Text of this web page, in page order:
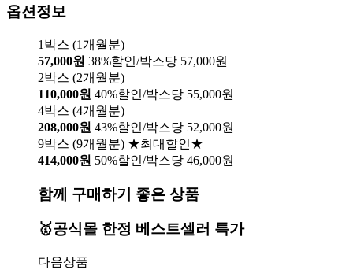
옵션정보
1박스 (1개월분)
57,000원 38%할인/박스당 57,000원
2박스 (2개월분)
110,000원 40%할인/박스당 55,000원
4박스 (4개월분)
208,000원 43%할인/박스당 52,000원
9박스 (9개월분) ★최대할인★
414,000원 50%할인/박스당 46,000원
함께 구매하기 좋은 상품
🥇공식몰 한정 베스트셀러 특가
다음상품